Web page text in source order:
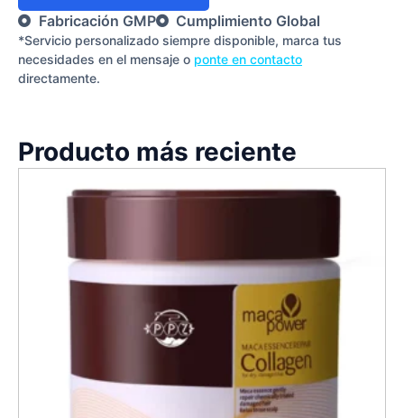
Fabricación GMP
Cumplimiento Global
*Servicio personalizado siempre disponible, marca tus
necesidades en el mensaje o ponte en contacto
directamente.
Producto más reciente